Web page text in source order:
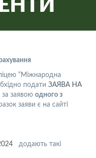
“Міжнародна
подати ЗАЯВА НА
за заявою одного з
заяви є на сайті
додають такі